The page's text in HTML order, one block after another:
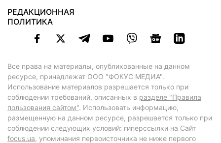
РЕДАКЦИОННАЯ
ПОЛИТИКА
Все права на материалы, опубликованные на данном
ресурсе, принадлежат ООО "ФОКУС МЕДИА".
Использование материалов разрешается только при
соблюдении требований, описанных в разделе "Правила
пользования сайтом". Использовать информацию,
размещенную на данном ресурсе, разрешается только при
соблюдении следующих условий: гиперссылки на Сайт
focus.ua, упоминания первоисточника не ниже первого